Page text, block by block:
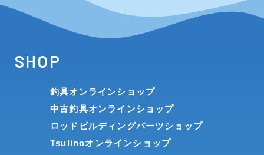
SHOP
釣具オンラインショップ
中古釣具オンラインショップ
ロッドビルディングパーツショップ
Tsulinoオンラインショップ